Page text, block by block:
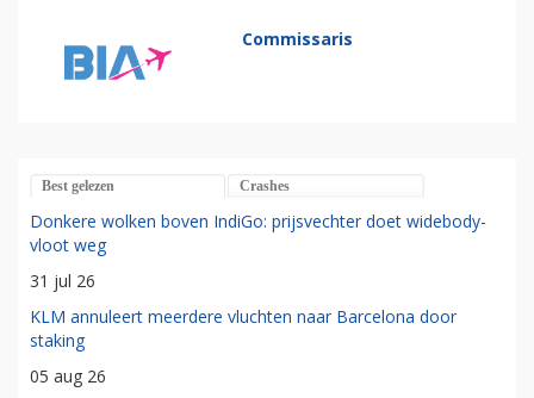
Commissaris
Best gelezen Crashes
Donkere wolken boven IndiGo: prijsvechter doet widebody-
vloot weg
31 jul 26
KLM annuleert meerdere vluchten naar Barcelona door
staking
05 aug 26